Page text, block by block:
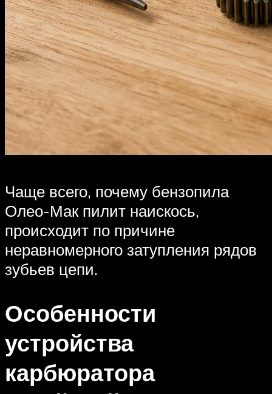
Чаще всего, почему бензопила
Олео-Мак пилит наискось,
происходит по причине
неравномерного затупления рядов
зубьев цепи.
Особенности
устройства
карбюратора